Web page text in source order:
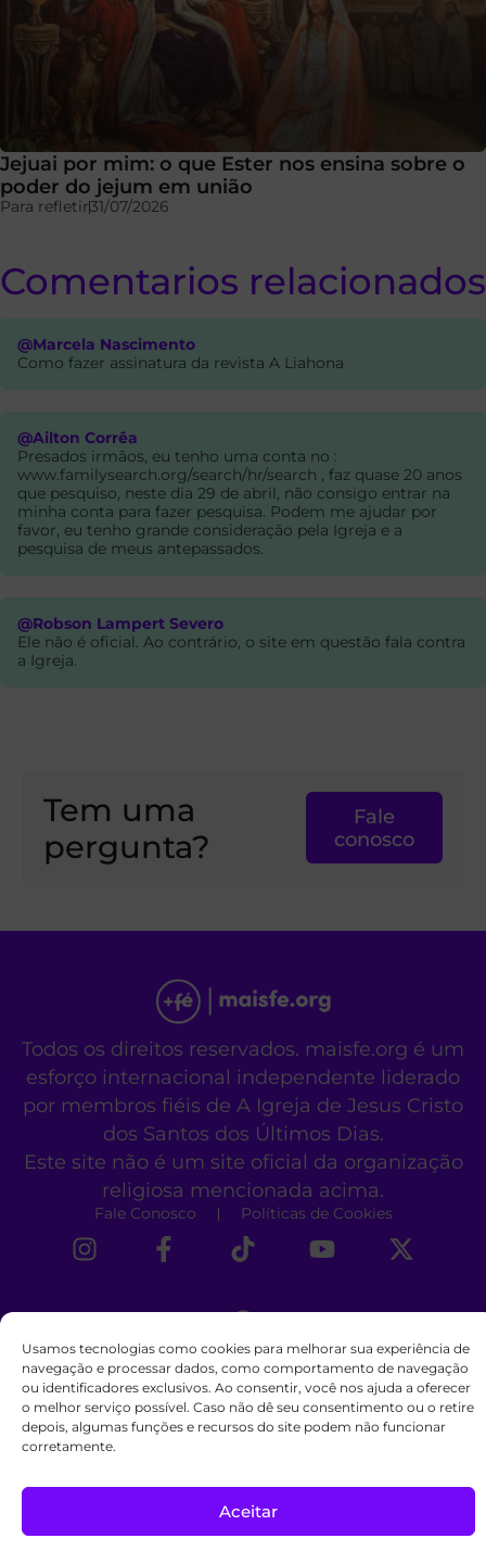
Usamos tecnologias como cookies para melhorar sua experiência de
navegação e processar dados, como comportamento de navegação
ou identificadores exclusivos. Ao consentir, você nos ajuda a oferecer
o melhor serviço possível. Caso não dê seu consentimento ou o retire
depois, algumas funções e recursos do site podem não funcionar
corretamente.
Aceitar
Jejuai por mim: o que Ester nos ensina sobre o
poder do jejum em união
Para refletir31/07/2026
Comentarios relacionados
@Marcela Nascimento
Como fazer assinatura da revista A Liahona
@Ailton Corrêa
Presados irmãos, eu tenho uma conta no :
www.familysearch.org/search/hr/search , faz quase 20 anos
que pesquiso, neste dia 29 de abril, não consigo entrar na
minha conta para fazer pesquisa. Podem me ajudar por
favor, eu tenho grande consideração pela Igreja e a
pesquisa de meus antepassados.
@Robson Lampert Severo
Ele não é oficial. Ao contrário, o site em questão fala contra
a Igreja.
Tem uma
pergunta?
Fale
conosco
Todos os direitos reservados. maisfe.org é um
esforço internacional independente liderado
por membros fiéis de A Igreja de Jesus Cristo
dos Santos dos Últimos Dias.
Este site não é um site oficial da organização
religiosa mencionada acima.
Fale Conosco Políticas de Cookies